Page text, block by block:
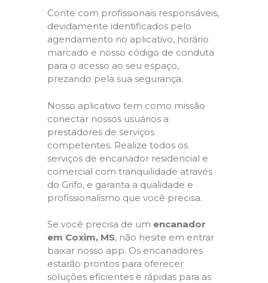
Conte com profissionais responsáveis,
devidamente identificados pelo
agendamento no aplicativo, horário
marcado e nosso código de conduta
para o acesso ao seu espaço,
prezando pela sua segurança.
Nosso aplicativo tem como missão
conectar nossos usuários a
prestadores de serviços
competentes. Realize todos os
serviços de encanador residencial e
comercial com tranquilidade através
do Grifo, e garanta a qualidade e
profissionalismo que você precisa.
Se você precisa de um encanador
em Coxim, MS, não hesite em entrar
baixar nosso app. Os encanadores
estarão prontos para oferecer
soluções eficientes e rápidas para as